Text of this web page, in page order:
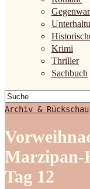
Krimi
Thriller
Sachbuch
Archiv & Rückschau
Marzipan-
Tag 12